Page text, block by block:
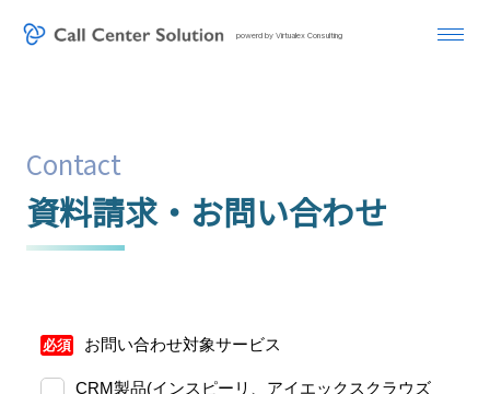
powerd by Virtualex Consulting
Contact
資料請求・お問い合わせ